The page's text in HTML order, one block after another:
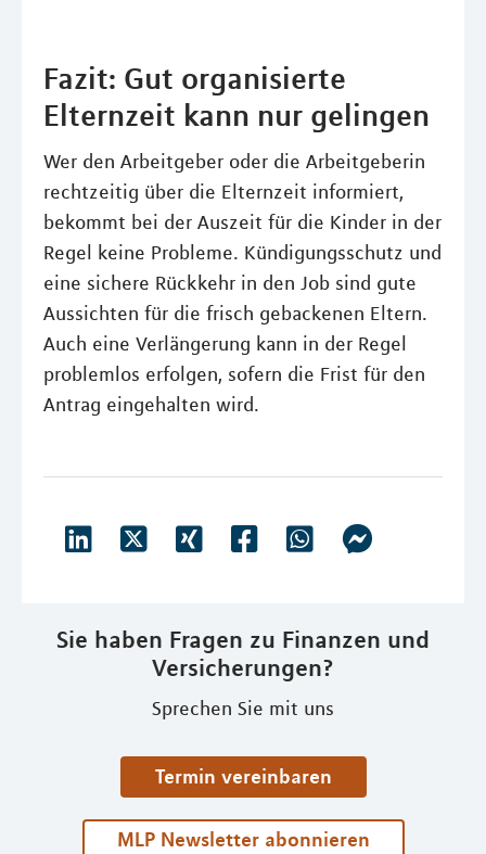
Fazit: Gut organisierte
Elternzeit kann nur gelingen
Wer den Arbeitgeber oder die Arbeitgeberin
rechtzeitig über die Elternzeit informiert,
bekommt bei der Auszeit für die Kinder in der
Regel keine Probleme. Kündigungsschutz und
eine sichere Rückkehr in den Job sind gute
Aussichten für die frisch gebackenen Eltern.
Auch eine Verlängerung kann in der Regel
problemlos erfolgen, sofern die Frist für den
Antrag eingehalten wird.
Sie haben Fragen zu Finanzen und
Versicherungen?
Sprechen Sie mit uns
Termin vereinbaren
MLP Newsletter abonnieren